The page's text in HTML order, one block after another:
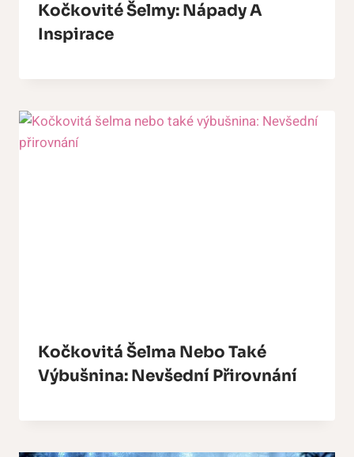
Kočkovité Šelmy: Nápady A
Inspirace
Kočkovitá Šelma Nebo Také
Výbušnina: Nevšední Přirovnání